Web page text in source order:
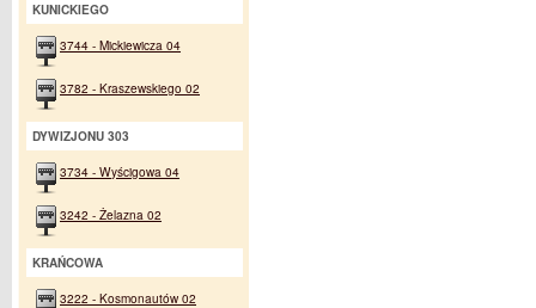
KUNICKIEGO
3744 - Mickiewicza 04
3782 - Kraszewskiego 02
DYWIZJONU 303
3734 - Wyścigowa 04
3242 - Żelazna 02
KRAŃCOWA
3222 - Kosmonautów 02